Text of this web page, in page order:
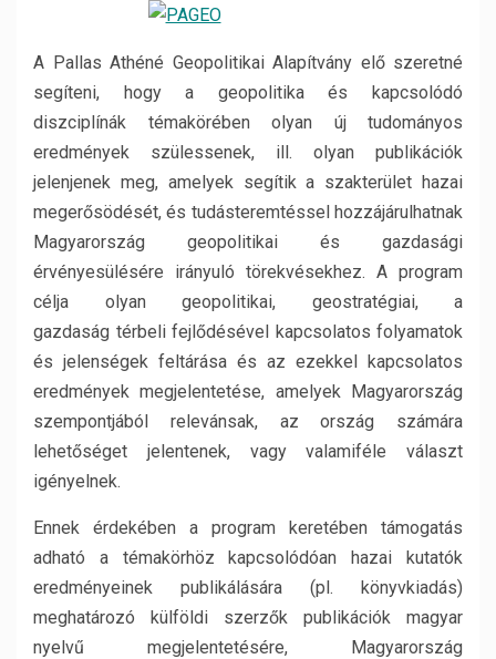
A Pallas Athéné Geopolitikai Alapítvány elő szeretné
segíteni, hogy a geopolitika és kapcsolódó
diszciplínák témakörében olyan új tudományos
eredmények szülessenek, ill. olyan publikációk
jelenjenek meg, amelyek segítik a szakterület hazai
megerősödését, és tudásteremtéssel hozzájárulhatnak
Magyarország geopolitikai és gazdasági
érvényesülésére irányuló törekvésekhez. A program
célja olyan geopolitikai, geostratégiai, a
gazdaság térbeli fejlődésével kapcsolatos folyamatok
és jelenségek feltárása és az ezekkel kapcsolatos
eredmények megjelentetése, amelyek Magyarország
szempontjából relevánsak, az ország számára
lehetőséget jelentenek, vagy valamiféle választ
igényelnek.
Ennek érdekében a program keretében támogatás
adható a témakörhöz kapcsolódóan hazai kutatók
eredményeinek publikálására (pl. könyvkiadás)
meghatározó külföldi szerzők publikációk magyar
nyelvű megjelentetésére, Magyarország